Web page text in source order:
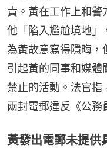
責。黃在工作上和警
他「陷入尷尬境地」
為黃故意寫得隱晦，
引起黃的同事和媒體
禁止的活動。法官指
兩封電郵違反《公務
黃發出電郵未提供